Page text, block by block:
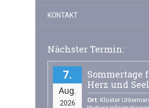
KONTAKT
Nächster Termin:
Aug.
7
2026
Sommertage
Herz und
Ort: Kloster